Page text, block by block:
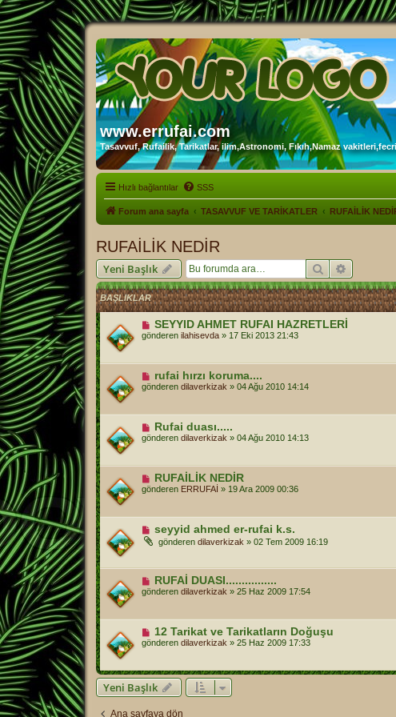
www.errufai.com
Tasavvuf, Rufailik, Tarikatlar, ilim,Astronomi, Fıkıh,Namaz
Hızlı bağlantılar SSS
Forum ana sayfa TASAVVUF VE TARİKATLER RUFAİLİK
RUFAİLİK NEDİR
Yeni Başlık Ara
BAŞLIKLAR
SEYYID AHMET RUFAI HAZRETLERİ
gönderen ilahisevda » 17 Eki 2013 21:43
rufai hırzı koruma....
gönderen dilaverkizak » 04 Ağu 2010 14:14
Rufai duası.....
gönderen dilaverkizak » 04 Ağu 2010 14:13
RUFAİLİK NEDİR
gönderen ERRUFAİ » 19 Ara 2009 00:36
seyyid ahmed er-rufai k.s.
gönderen dilaverkizak » 02 Tem 2009 16:19
RUFAİ DUASI................
gönderen dilaverkizak » 25 Haz 2009 17:54
12 Tarikat ve Tarikatların Doğuşu
gönderen dilaverkizak » 25 Haz 2009 17:33
Yeni Başlık
Ana sayfaya dön